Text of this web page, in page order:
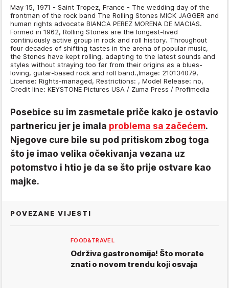
May 15, 1971 - Saint Tropez, France - The wedding day of the
frontman of the rock band The Rolling Stones MICK JAGGER and
human rights advocate BIANCA PEREZ MORENA DE MACIAS.
Formed in 1962, Rolling Stones are the longest-lived
continuously active group in rock and roll history. Throughout
four decades of shifting tastes in the arena of popular music,
the Stones have kept rolling, adapting to the latest sounds and
styles without straying too far from their origins as a blues-
loving, guitar-based rock and roll band.,Image: 210134079,
License: Rights-managed, Restrictions: , Model Release: no,
Credit line: KEYSTONE Pictures USA / Zuma Press / Profimedia
Posebice su im zasmetale priče kako je ostavio
partnericu jer je imala problema sa začećem.
Njegove cure bile su pod pritiskom zbog toga
što je imao velika očekivanja vezana uz
potomstvo i htio je da se što prije ostvare kao
majke.
POVEZANE VIJESTI
FOOD&TRAVEL
Održiva gastronomija! Što morate
znati o novom trendu koji osvaja